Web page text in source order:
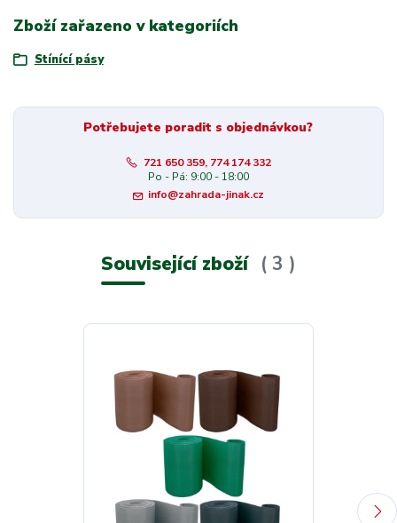
Zboží zařazeno v kategoriích
Stínící pásy
Potřebujete poradit s objednávkou?
721 650 359, 774 174 332
Po - Pá: 9:00 - 18:00
info@zahrada-jinak.cz
Související zboží 3